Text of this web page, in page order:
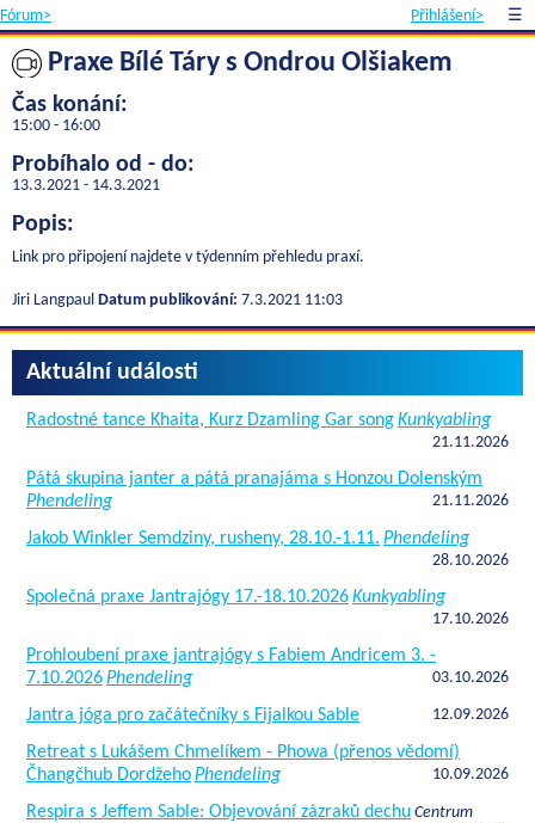
Fórum> Přihlášení> ☰
Praxe Bílé Táry s Ondrou Olšiakem
Čas konání:
15:00 - 16:00
Probíhalo od - do:
13.3.2021 - 14.3.2021
Popis:
Link pro připojení najdete v týdenním přehledu praxí.
Jiri Langpaul Datum publikování: 7.3.2021 11:03
Aktuální události
Radostné tance Khaita, Kurz Dzamling Gar songKunkyabling
21.11.2026
Pátá skupina janter a pátá pranajáma s Honzou Dolenským
Phendeling
21.11.2026
Jakob Winkler Semdziny, rusheny, 28.10.-1.11. Phendeling
28.10.2026
Společná praxe Jantrajógy 17.-18.10.2026Kunkyabling
17.10.2026
Prohloubení praxe jantrajógy s Fabiem Andricem 3. -
7.10.2026Phendeling 03.10.2026
Jantra jóga pro začátečníky s Fijalkou Sable 12.09.2026
Retreat s Lukášem Chmelíkem - Phowa (přenos vědomí)
Čhangčhub DordžehoPhendeling 10.09.2026
Respira s Jeffem Sable: Objevování zázraků dechu Centrum